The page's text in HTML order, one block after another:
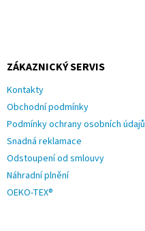
ZÁKAZNICKÝ SERVIS
Kontakty
Obchodní podmínky
Podmínky ochrany osobních údajů
Snadná reklamace
Odstoupení od smlouvy
Náhradní plnění
OEKO-TEX®